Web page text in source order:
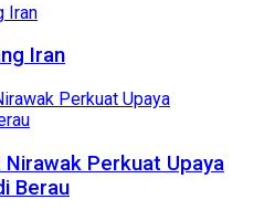
Iran
Perkuat Upaya
Berau